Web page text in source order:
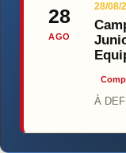
28
AGO
28/08/
À